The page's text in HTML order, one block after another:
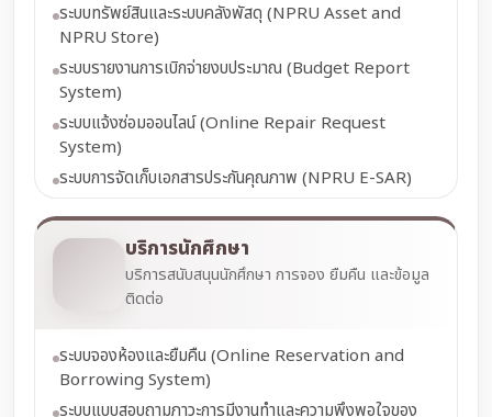
ระบบทรัพย์สินและระบบคลังพัสดุ (NPRU Asset and
NPRU Store)
ระบบรายงานการเบิกจ่ายงบประมาณ (Budget Report
System)
ระบบแจ้งซ่อมออนไลน์ (Online Repair Request
System)
ระบบการจัดเก็บเอกสารประกันคุณภาพ (NPRU E-SAR)
บริการนักศึกษา
บริการสนับสนุนนักศึกษา การจอง ยืมคืน และข้อมูล
ติดต่อ
ระบบจองห้องและยืมคืน (Online Reservation and
Borrowing System)
ระบบแบบสอบถามภาวะการมีงานทำและความพึงพอใจของ